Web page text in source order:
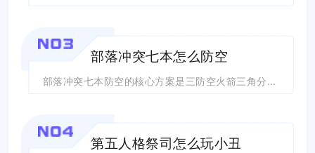
NO3
部落冲突七本怎么防空
部落冲突七本防空的核心方案是三防空火箭三角分散布局，搭配空气炮定向牵制、多层对空...
NO4
第五人格祭司怎么玩小丑